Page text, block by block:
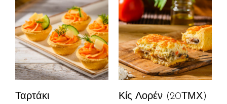
Ταρτάκι
Κίς Λορέν (20ΤΜΧ)